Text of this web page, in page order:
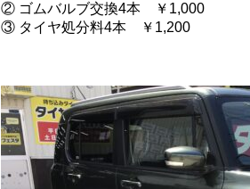
② ゴムバルブ交換4本 ￥1,000
③ タイヤ処分料4本 ￥1,200